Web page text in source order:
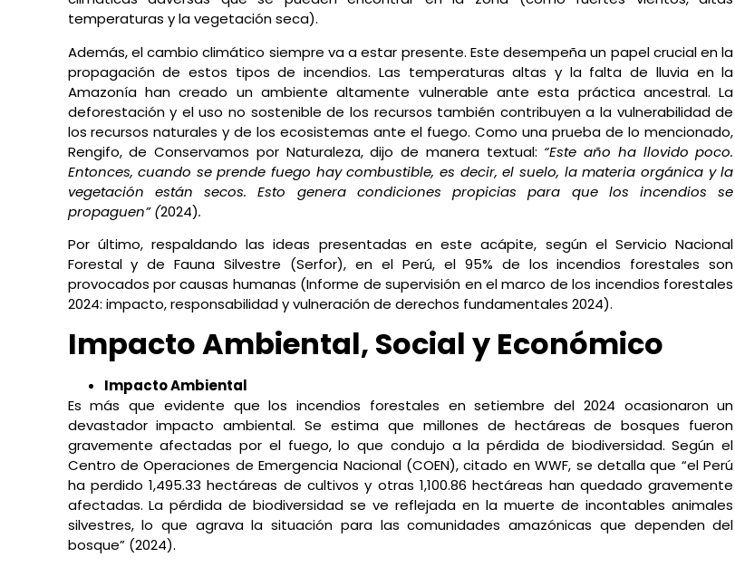
temperaturas y la vegetación seca).
Además, el cambio climático siempre va a estar presente. Este desempeña un papel crucial en la
propagación de estos tipos de incendios. Las temperaturas altas y la falta de lluvia en la
Amazonía han creado un ambiente altamente vulnerable ante esta práctica ancestral. La
deforestación y el uso no sostenible de los recursos también contribuyen a la vulnerabilidad de
los recursos naturales y de los ecosistemas ante el fuego. Como una prueba de lo mencionado,
Rengifo, de Conservamos por Naturaleza, dijo de manera textual: “Este año ha llovido poco.
Entonces, cuando se prende fuego hay combustible, es decir, el suelo, la materia orgánica y la
vegetación están secos. Esto genera condiciones propicias para que los incendios se
propaguen” (2024).
Por último, respaldando las ideas presentadas en este acápite, según el Servicio Nacional
Forestal y de Fauna Silvestre (Serfor), en el Perú, el 95% de los incendios forestales son
provocados por causas humanas (Informe de supervisión en el marco de los incendios forestales
2024: impacto, responsabilidad y vulneración de derechos fundamentales 2024).
Impacto Ambiental, Social y Económico
Impacto Ambiental
Es más que evidente que los incendios forestales en setiembre del 2024 ocasionaron un
devastador impacto ambiental. Se estima que millones de hectáreas de bosques fueron
gravemente afectadas por el fuego, lo que condujo a la pérdida de biodiversidad. Según el
Centro de Operaciones de Emergencia Nacional (COEN), citado en WWF, se detalla que “el Perú
ha perdido 1,495.33 hectáreas de cultivos y otras 1,100.86 hectáreas han quedado gravemente
afectadas. La pérdida de biodiversidad se ve reflejada en la muerte de incontables animales
silvestres, lo que agrava la situación para las comunidades amazónicas que dependen del
bosque” (2024).